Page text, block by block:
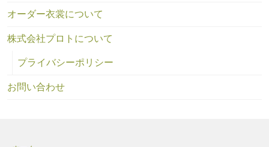
オーダー衣裳について
株式会社プロトについて
プライバシーポリシー
お問い合わせ